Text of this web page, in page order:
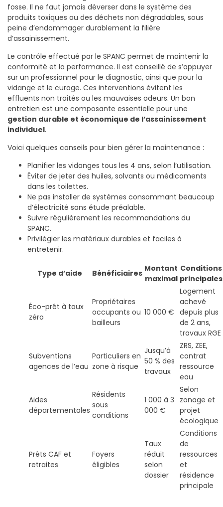
fosse. Il ne faut jamais déverser dans le système des
produits toxiques ou des déchets non dégradables, sous
peine d’endommager durablement la filière
d’assainissement.
Le contrôle effectué par le SPANC permet de maintenir la
conformité et la performance. Il est conseillé de s’appuyer
sur un professionnel pour le diagnostic, ainsi que pour la
vidange et le curage. Ces interventions évitent les
effluents non traités ou les mauvaises odeurs. Un bon
entretien est une composante essentielle pour une
gestion durable et économique de l’assainissement
individuel.
Voici quelques conseils pour bien gérer la maintenance :
Planifier les vidanges tous les 4 ans, selon l’utilisation.
Éviter de jeter des huiles, solvants ou médicaments
dans les toilettes.
Ne pas installer de systèmes consommant beaucoup
d’électricité sans étude préalable.
Suivre régulièrement les recommandations du
SPANC.
Privilégier les matériaux durables et faciles à
entretenir.
Type d’aide Bénéficiaires Montant
maximal
Conditions
principales
Éco-prêt à taux
zéro
Propriétaires
occupants ou
bailleurs
10 000 €
Logement
achevé
depuis plus
de 2 ans,
travaux RGE
Subventions
agences de l’eau
Particuliers en
zone à risque
Jusqu’à
50 % des
travaux
ZRS, ZEE,
contrat
ressource
eau
Aides
départementales
Résidents
sous
conditions
1 000 à 3
000 €
Selon
zonage et
projet
écologique
Prêts CAF et
retraites
Foyers
éligibles
Taux
réduit
selon
dossier
Conditions
de
ressources
et
résidence
principale